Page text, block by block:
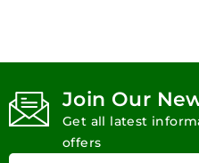
Join Our
Get all latest
offers